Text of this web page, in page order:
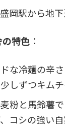
盛岡駅から地
特色 ：
な冷麺の辛
しずつキム
粉と馬鈴薯
コシの強い